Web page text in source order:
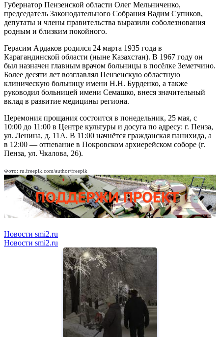
Губернатор Пензенской области Олег Мельниченко,
председатель Законодательного Собрания Вадим Супиков,
депутаты и члены правительства выразили соболезнования
родным и близким покойного.
Герасим Ардаков родился 24 марта 1935 года в
Карагандинской области (ныне Казахстан). В 1967 году он
был назначен главным врачом больницы в посёлке Земетчино.
Более десяти лет возглавлял Пензенскую областную
клиническую больницу имени Н.Н. Бурденко, а также
руководил больницей имени Семашко, внеся значительный
вклад в развитие медицины региона.
Церемония прощания состоится в понедельник, 25 мая, с
10:00 до 11:00 в Центре культуры и досуга по адресу: г. Пенза,
ул. Ленина, д. 11А. В 11:00 начнётся гражданская панихида, а
в 12:00 — отпевание в Покровском архиерейском соборе (г.
Пенза, ул. Чкалова, 26).
Фото: ru.freepik.com/author/freepik
Новости smi2.ru
Новости smi2.ru